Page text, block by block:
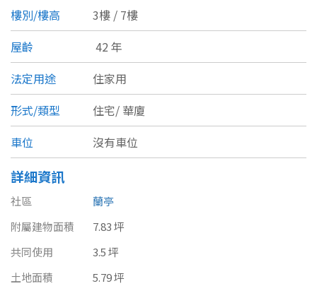
桃園市
新竹市
新竹縣
苗栗縣
台中市
雲林縣
嘉義市
類型(可複選)
公寓
別墅 透天厝
農舍 辦公
坪數
不拘
樓別/樓高
3樓 / 7樓
屋齡
42 年
法定用途
住家用
形式/類型
住宅/ 華廈
車位
沒有車位
詳細資訊
社區
蘭亭
附屬建物面積
7.83 坪
共同使用
3.5 坪
土地面積
5.79 坪